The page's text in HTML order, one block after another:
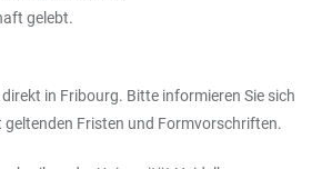
gelebt.
in Fribourg. Bitte informieren Sie sich
Fristen und Formvorschriften.